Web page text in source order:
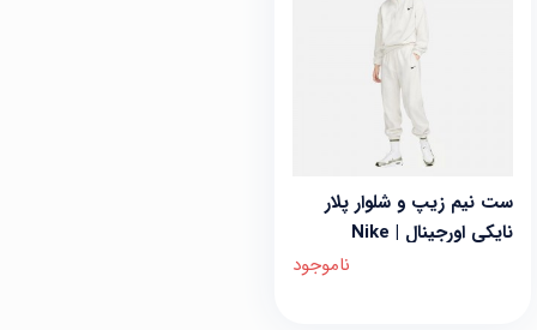
ست نیم زیپ و شلوار پلار
نایکی اورجینال | Nike
ناموجود